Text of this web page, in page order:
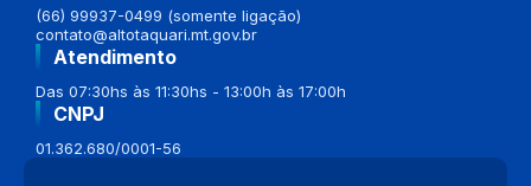
(66) 99937-0499 (somente ligação)
contato@altotaquari.mt.gov.br
Atendimento
Das 07:30hs às 11:30hs - 13:00h às 17:00h
CNPJ
01.362.680/0001-56